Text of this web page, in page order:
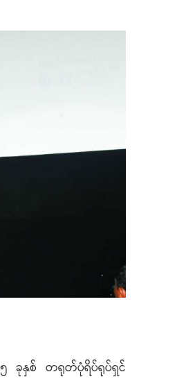
ခုနှစ် တရုတ်ပုံရိပ်ရုပ်ရှင်